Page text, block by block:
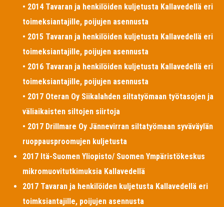
• 2014 Tavaran ja henkilöiden kuljetusta Kallavedellä eri
toimeksiantajille, poijujen asennusta
• 2015 Tavaran ja henkilöiden kuljetusta Kallavedellä eri
toimeksiantajille, poijujen asennusta
• 2016 Tavaran ja henkilöiden kuljetusta Kallavedellä eri
toimeksiantajille, poijujen asennusta
• 2017 Oteran Oy Siikalahden siltatyömaan työtasojen ja
väliaikaisten siltojen siirtoja
• 2017 Drillmare Oy Jännevirran siltatyömaan syväväylän
ruoppausproomujen kuljetusta
2017 Itä-Suomen Yliopisto/ Suomen Ympäristökeskus
mikromuovitutkimuksia Kallavedellä
2017 Tavaran ja henkilöiden kuljetusta Kallavedellä eri
toimksiantajille, poijujen asennusta